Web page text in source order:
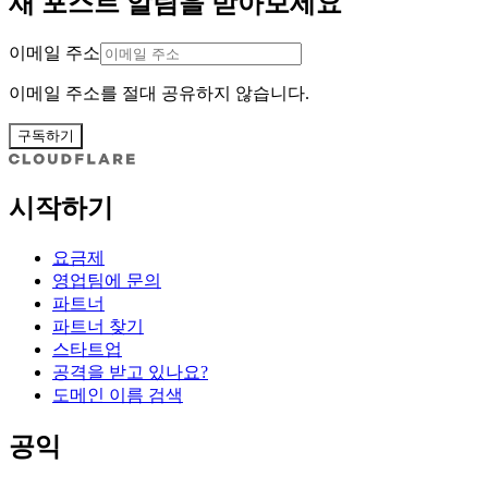
이메일 주소
이메일 주소를 절대 공유하지 않습니다.
구독하기
시작하기
요금제
영업팀에 문의
파트너
파트너 찾기
스타트업
공격을 받고 있나요?
도메인 이름 검색
공익